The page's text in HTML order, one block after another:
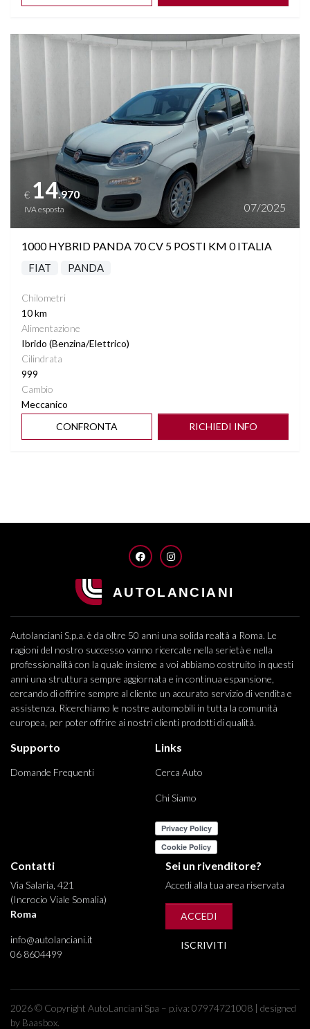
Vedi dettagli
€ 14.970
IVA esposta 07/2025
1000 HYBRID PANDA 70 CV 5 POSTI KM 0 ITALIA
FIAT PANDA
Chilometri
10 km
Alimentazione
Ibrido (Benzina/Elettrico)
Cilindrata
999
Cambio
Meccanico
CONFRONTA
RICHIEDI INFO
FACEBOOKINSTAGRAM
Autolanciani S.p.a. è da oltre 50 anni una solida realtà a Roma. Le
ragioni del nostro successo vanno ricercate nella serietà e nella
professionalità con la quale insieme a voi abbiamo costruito in questi
anni una struttura sempre aggiornata e in continua espansione,
cercando di offrire sempre al cliente un accurato servizio di vendita e
assistenza. Ricerchiamo le nostre automobili in tutta la comunità
europea, per poter offrire ai nostri clienti prodotti di qualità.
Supporto
Domande Frequenti
Links
Cerca Auto
Chi Siamo
Contatti
Via Salaria, 421
(Incrocio Viale Somalia)
Roma
info@autolanciani.it
06 8604499
Sei un rivenditore?
Accedi alla tua area riservata
ACCEDI
ISCRIVITI
2026 © Copyright AutoLanciani Spa – p.iva: 07974721008 | designed
by Baasbox.